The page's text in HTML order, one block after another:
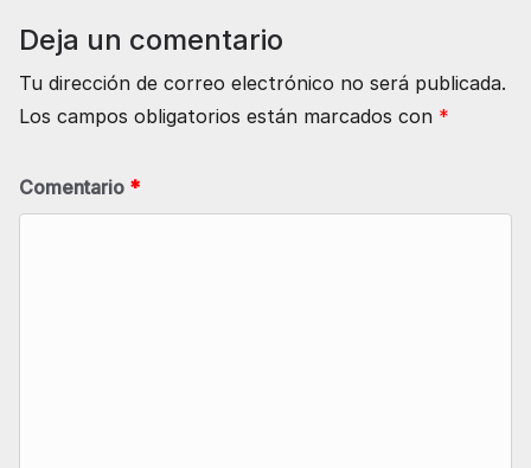
Deja un comentario
Tu dirección de correo electrónico no será publicada.
Los campos obligatorios están marcados con *
Comentario *